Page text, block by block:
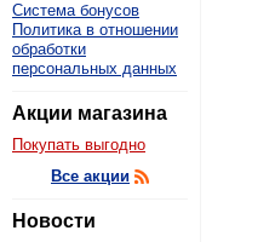
Система бонусов
Политика в отношении
обработки
персональных данных
Акции магазина
Покупать выгодно
Все акции
Новости